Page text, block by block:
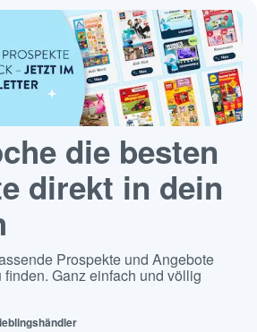
die besten
direkt in dein
Prospekte und Angebote
Ganz einfach und völlig